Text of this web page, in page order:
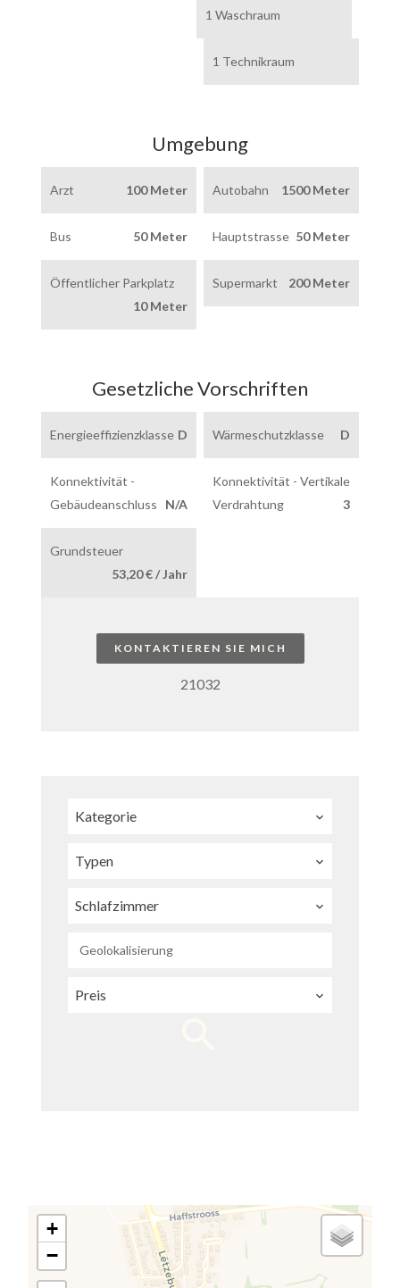
1 Waschraum
1 Technikraum
Umgebung
Arzt 100 Meter Autobahn 1500 Meter
Bus 50 Meter Hauptstrasse 50 Meter
Öffentlicher Parkplatz
10 Meter
Supermarkt 200 Meter
Gesetzliche Vorschriften
Energieeffizienzklasse D Wärmeschutzklasse D
Konnektivität -
Gebäudeanschluss
N/A
Konnektivität - Vertikale
Verdrahtung
3
Grundsteuer
53,20 € / Jahr
KONTAKTIEREN SIE MICH
21032
Kategorie
Typen
Schlafzimmer
Geolokalisierung
Preis
+
−